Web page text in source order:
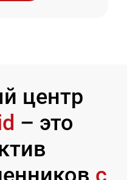
центр
– это